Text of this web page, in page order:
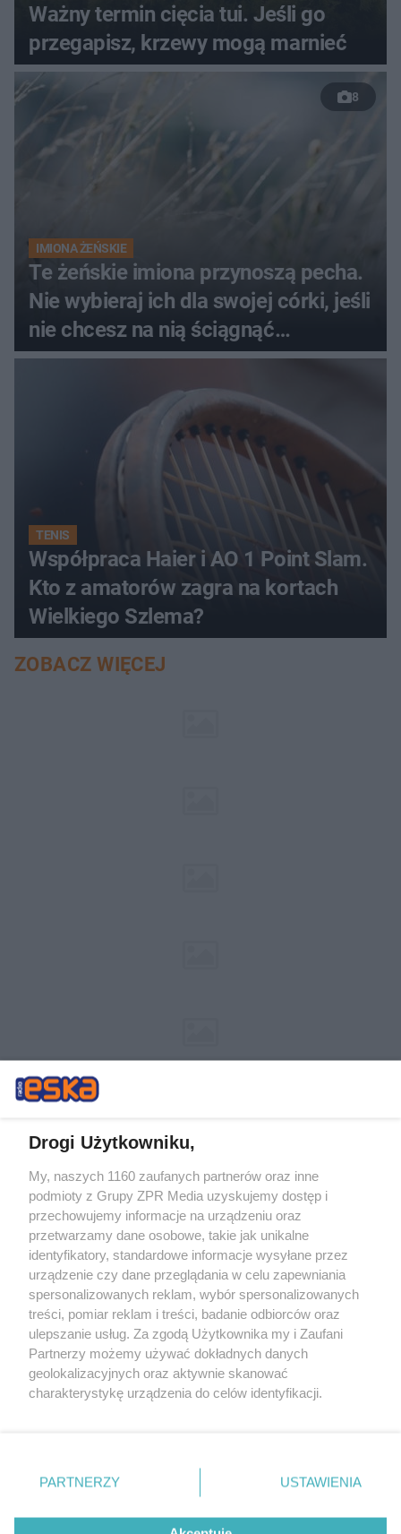
Ważny termin cięcia tui. Jeśli go
przegapisz, krzewy mogą marnieć
8
IMIONA ŻEŃSKIE
Te żeńskie imiona przynoszą pecha.
Nie wybieraj ich dla swojej córki, jeśli
nie chcesz na nią ściągnąć
nieszczęścia
TENIS
Współpraca Haier i AO 1 Point Slam.
Kto z amatorów zagra na kortach
Wielkiego Szlema?
ZOBACZ WIĘCEJ
Żaden utwór zamieszczony w serwisie nie może być powielany i
rozpowszechniany lub dalej rozpowszechniany w jakikolwiek sposób (w
tym także elektroniczny lub mechaniczny) na jakimkolwiek polu
eksploatacji w jakiejkolwiek formie, włącznie z umieszczaniem w
Internecie bez pisemnej zgody właściciela praw. Jakiekolwiek użycie lub
wykorzystanie utworów w całości lub w części z naruszeniem prawa,
tzn. bez właściwej zgody, jest zabronione pod groźbą kary i może być
ścigane prawnie.
© 2026 Grupa ZPR Media
Drogi Użytkowniku,
My, naszych 1160 zaufanych partnerów oraz inne
podmioty z Grupy ZPR Media uzyskujemy dostęp i
przechowujemy informacje na urządzeniu oraz
przetwarzamy dane osobowe, takie jak unikalne
identyfikatory, standardowe informacje wysyłane przez
urządzenie czy dane przeglądania w celu zapewniania
spersonalizowanych reklam, wybór spersonalizowanych
treści, pomiar reklam i treści, badanie odbiorców oraz
ulepszanie usług. Za zgodą Użytkownika my i Zaufani
Partnerzy możemy używać dokładnych danych
geolokalizacyjnych oraz aktywnie skanować
charakterystykę urządzenia do celów identyfikacji.
zmienić/wycofać klikając przycisk ustawień prywatności
znajdujący się w lewym dolnym rogu strony
rodzaje przetwarzania danych nie wymagają zgody
PARTNERZY USTAWIENIA